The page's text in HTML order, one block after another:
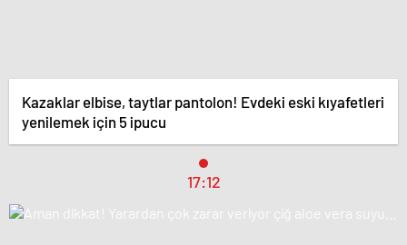
Kazaklar elbise, taytlar pantolon! Evdeki eski kıyafetleri
yenilemek için 5 ipucu
17:12